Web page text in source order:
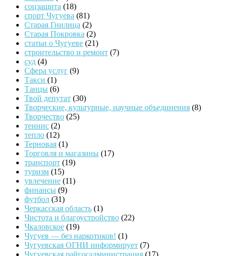
соцзащита (18)
спорт Чугуева (81)
Старая Гнилица (2)
Старая Покровка (2)
статьи о Чугуеве (21)
строительство и ремонт (7)
суд (4)
Сфера услуг (9)
Такси (1)
Танцы (6)
Твой депутат (30)
Творческие, культурные, научные объединения (8)
Творчество (25)
теннис (2)
тепло (12)
Терновая (1)
Торговля и магазины (17)
транспорт (19)
туризм (15)
увлечение (11)
финансы (9)
футбол (31)
Черкасская область (1)
Чистота и благоустройство (22)
Чкаловское (19)
Чугуев — без наркотиков! (1)
Чугуевская ОГНИ информирует (7)
Чугуевская райгосадминистрация (17)